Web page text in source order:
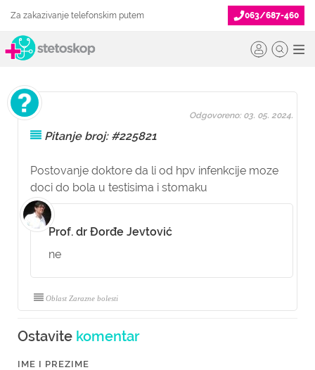
Za zakazivanje telefonskim putem 063/687-460
Pitanje broj: #225821
Postovanje doktore da li od hpv infenkcije moze
doci do bola u testisima i stomaku
Odgovoreno: 03. 05. 2024.
Prof. dr Đorđe Jevtović
ne
Oblast Zarazne bolesti
Ostavite komentar
IME I PREZIME